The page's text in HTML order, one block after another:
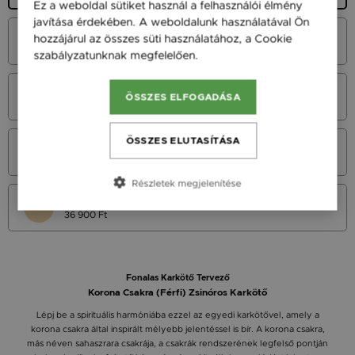
Fehér Arany 14K
45 900 Ft
Sárga Arany 14K
36 900 Ft
Fonalas Karkötő Tervező
Korona Csakra (Férfi) Zsinóros Karkötő
Lépj be a spirituális harmóniába ezzel az egyedi karkötővel, amely a
korona csakra által inspirált mélyebb jelentéssel is bír. A korona csakra,
más néven sahaszrara csakrája, a csakrák rendszerének legfelső pontján
Ez a weboldal sütiket használ a felhasználói élmény
javítása érdekében. A weboldalunk használatával Ön
hozzájárul az összes süti használatához, a Cookie
szabályzatunknak megfelelően.
ÖSSZES ELFOGADÁSA
ÖSSZES ELUTASÍTÁSA
Részletek megjelenítése